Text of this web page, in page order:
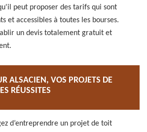
peut proposer des tarifs qui sont
et accessibles à toutes les bourses.
un devis totalement gratuit et
ALSACIEN, VOS PROJETS DE
RÉUSSITES
d’entreprendre un projet de toit